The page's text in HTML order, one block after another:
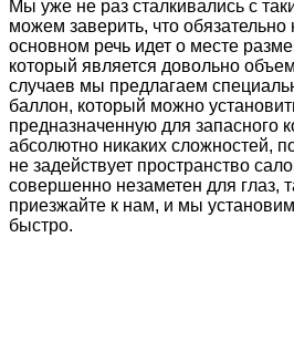
Мы уже не раз сталкивались с
можем заверить, что
основном речь идет о месте
который является довольно
случаев мы предлагаем
баллон, который можно
предназначенную для запасного
абсолютно никаких сложностей,
не задействует пространство
совершенно незаметен для глаз,
приезжайте к нам, и мы
быстро.